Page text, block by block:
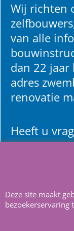
Wij richten
van alle
dan 22
adres
renovatie
Heeft u
Deze site maakt
bezoekerservaring